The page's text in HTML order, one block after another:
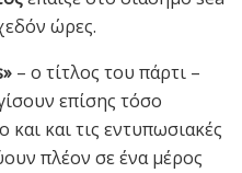
ώρες.
– ο τίτλος του πάρτι –
επίσης τόσο
και και τις εντυπωσιακές
πλέον σε ένα μέρος